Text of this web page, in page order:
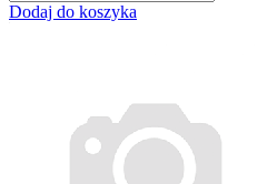
Dodaj do koszyka